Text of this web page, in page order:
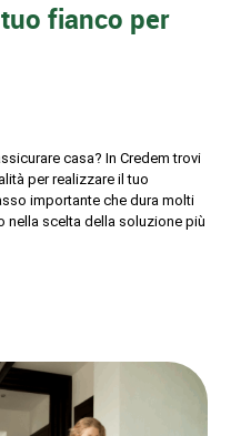
fianco per
casa? In Credem trovi
per realizzare il tuo
importante che dura molti
nella scelta della soluzione più